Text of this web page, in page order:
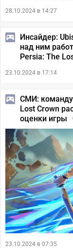
28.10.2024 в 14:27
Инсайдер:
над ним
Persia: The
23.10.2024 в 17:14
СМИ: команду
Lost Crown
оценки игры
23.10.2024 в 07:35